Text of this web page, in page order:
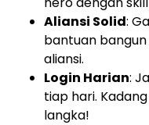
Aliansi Solid:
bantuan
aliansi.
Login Harian:
tiap hari.
langka!